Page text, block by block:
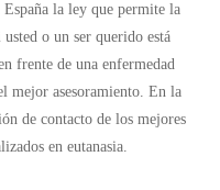
la ley que permite la
o un ser querido está
frente de una enfermedad
mejor asesoramiento. En la
de contacto de los mejores
en eutanasia.